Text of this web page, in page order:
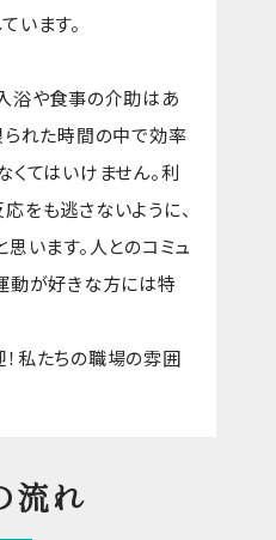
います。
浴や食事の介助はあ
られた時間の中で効率
くてはいけません。利
をも逃さないように、
います。人とのコミュ
動が好きな方には特
私たちの職場の雰囲
流れ